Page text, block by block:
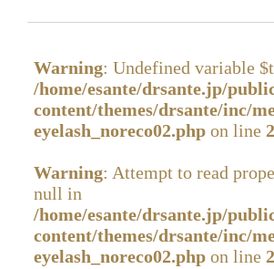
Warning: Undefined variable
/home/esante/drsante.jp/
content/themes/drsante/inc/
eyelash_noreco02.phpon line 2
Warning: Attempt to read
null in
/home/esante/drsante.jp/
content/themes/drsante/inc/
eyelash_noreco02.phpon line 2